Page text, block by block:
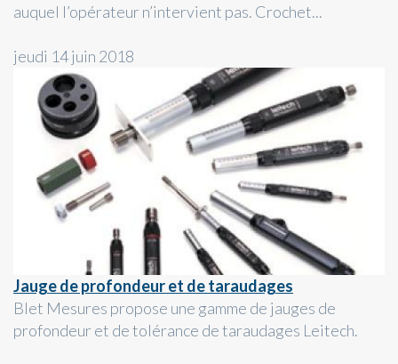
auquel l’opérateur n’intervient pas. Crochet...
jeudi 14 juin 2018
Jauge de profondeur et de taraudages
Blet Mesures propose une gamme de jauges de
profondeur et de tolérance de taraudages Leitech.